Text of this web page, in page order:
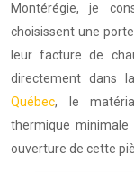
Montérégie, je
choisissent une
leur facture de
directement dans
Québec, le
thermique
ouverture de cette